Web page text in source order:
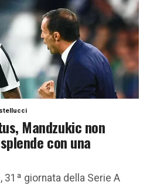
Mandzukic non
con una
giornata della Serie A